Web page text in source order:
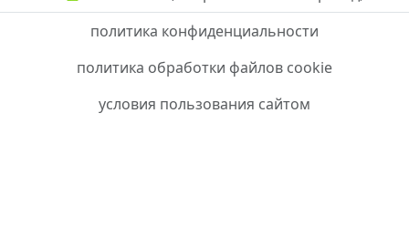
политика конфиденциальности
политика обработки файлов cookie
условия пользования сайтом